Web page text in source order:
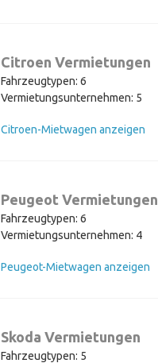
Citroen Vermietungen
Fahrzeugtypen: 6
Vermietungsunternehmen: 5
Citroen-Mietwagen anzeigen
Peugeot Vermietungen
Fahrzeugtypen: 6
Vermietungsunternehmen: 4
Peugeot-Mietwagen anzeigen
Skoda Vermietungen
Fahrzeugtypen: 5